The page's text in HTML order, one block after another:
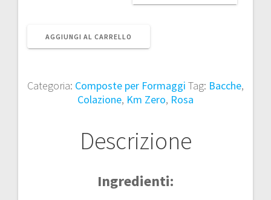
Bacche
di
in
AGGIUNGI AL CARRELLO
r
Categoria: Composte per Formaggi Tag: Bacche,
Colazione, Km Zero, Rosa
Descrizione
Ingredienti: